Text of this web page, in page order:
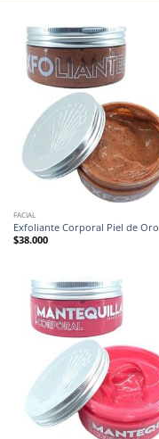
FACIAL
Exfoliante Corporal Piel de Oro
$38.000